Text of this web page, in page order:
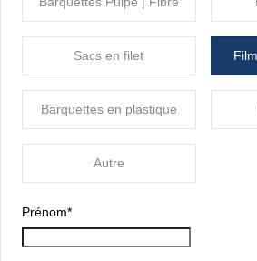
Sacs en filet
Barquettes en plastique
Autre
Prénom*